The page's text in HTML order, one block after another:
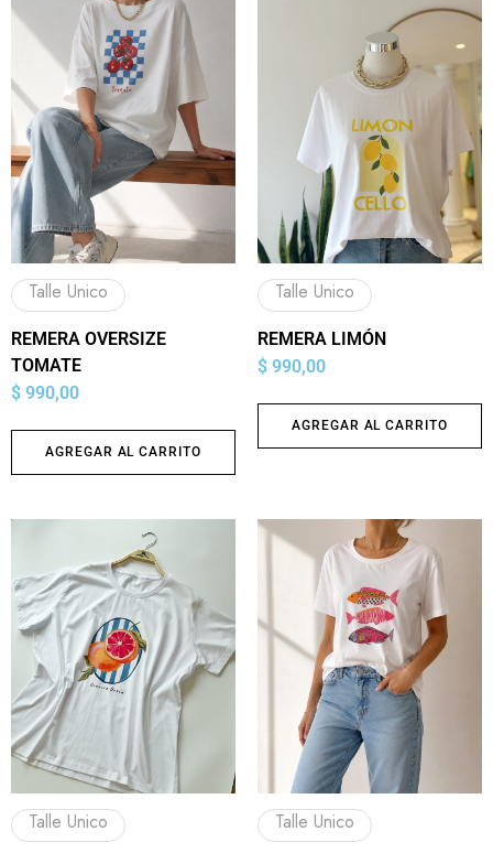
Talle Unico
REMERA OVERSIZE
TOMATE
$ 990,00
AGREGAR AL CARRITO
Talle Unico
REMERA LIMÓN
$ 990,00
AGREGAR AL CARRITO
Talle Unico Talle Unico